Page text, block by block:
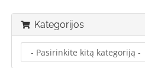
Kategorijos